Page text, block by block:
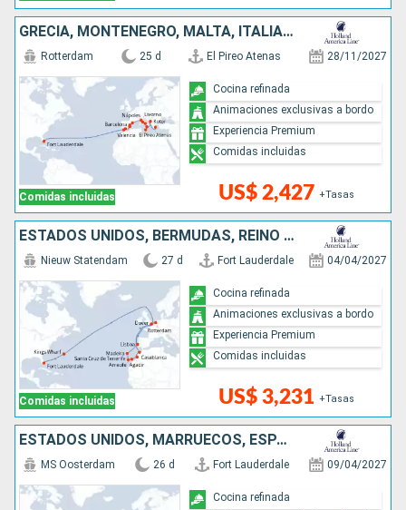
GRECIA, MONTENEGRO, MALTA, ITALIA, ESPAÑA, MARRUECOS, ESTADOS UNIDOS
Comidas incluidas
Rotterdam 25 d El Pireo Atenas 28/11/2027
US$ 2,427 +Tasas
Cocina refinada
Animaciones exclusivas a bordo
Experiencia Premium
Comidas incluidas
ESTADOS UNIDOS, BERMUDAS, REINO UNIDO, PAISES BAJOS, MARRUECOS, PORTUGAL
Comidas incluidas
Nieuw Statendam 27 d Fort Lauderdale 04/04/2027
US$ 3,231 +Tasas
Cocina refinada
Animaciones exclusivas a bordo
Experiencia Premium
Comidas incluidas
ESTADOS UNIDOS, MARRUECOS, ESPAÑA, FRANCIA, ITALIA, GRECIA, TURQUÍA
MS Oosterdam 26 d Fort Lauderdale 09/04/2027
Cocina refinada